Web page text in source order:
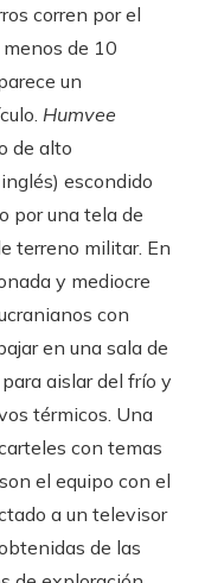
corren por el
de 10
un
Humvee
de alto
escondido
por una tela de
terreno militar. En
y mediocre
con
en una sala de
aislar del frío y
térmicos. Una
con temas
el equipo con el
a un televisor
de las